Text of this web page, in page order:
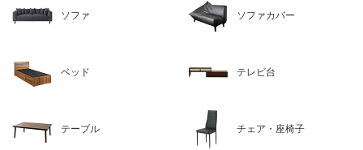
ソファ ソファカバー
ベッド テレビ台
テーブル チェア・座椅子